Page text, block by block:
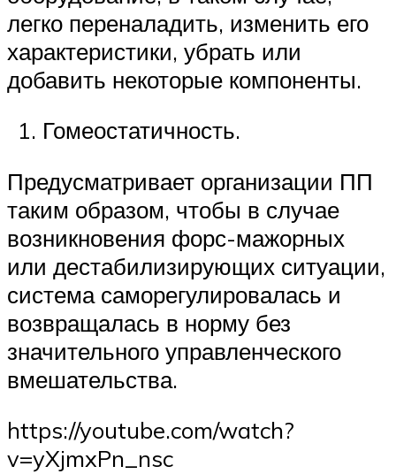
легко переналадить, изменить его
характеристики, убрать или
добавить некоторые компоненты.
Гомеостатичность.
Предусматривает организации ПП
таким образом, чтобы в случае
возникновения форс-мажорных
или дестабилизирующих ситуации,
система саморегулировалась и
возвращалась в норму без
значительного управленческого
вмешательства.
https://youtube.com/watch?
v=yXjmxPn_nsc